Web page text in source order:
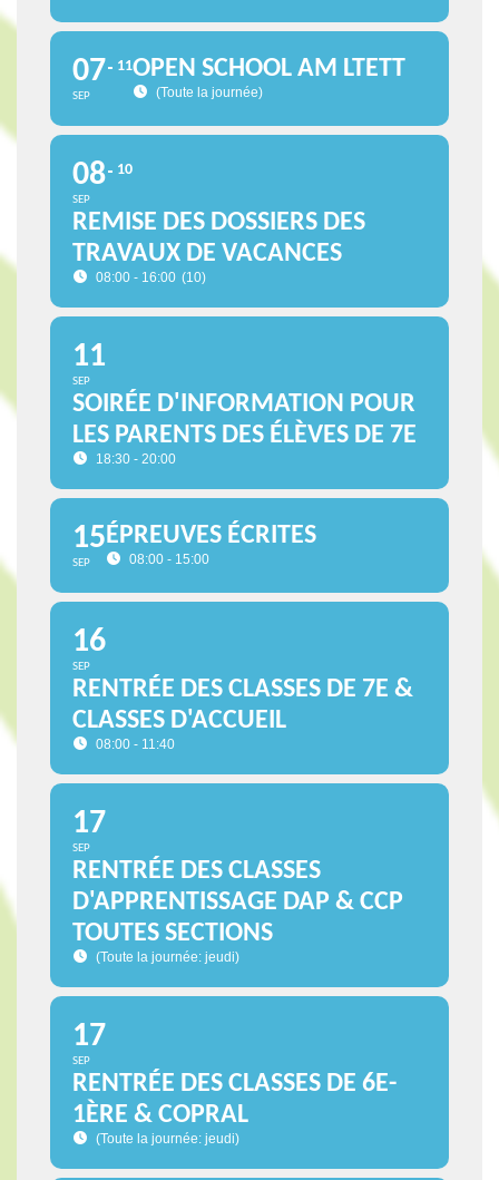
07
SEP
11OPEN SCHOOL AM LTETT
(Toute la journée)
08
SEP
10
REMISE DES DOSSIERS DES
TRAVAUX DE VACANCES
08:00 - 16:00 (10)
11
SEP
SOIRÉE D'INFORMATION POUR
LES PARENTS DES ÉLÈVES DE 7E
18:30 - 20:00
15
SEP
ÉPREUVES ÉCRITES
08:00 - 15:00
16
SEP
RENTRÉE DES CLASSES DE 7E &
CLASSES D'ACCUEIL
08:00 - 11:40
17
SEP
RENTRÉE DES CLASSES
D'APPRENTISSAGE DAP & CCP
TOUTES SECTIONS
(Toute la journée: jeudi)
17
SEP
RENTRÉE DES CLASSES DE 6E-
1ÈRE & COPRAL
(Toute la journée: jeudi)